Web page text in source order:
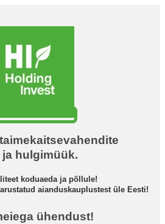
ja hulgimüük.
koduaeda ja põllule!
aianduskauplustest üle Eesti!
ühendust!